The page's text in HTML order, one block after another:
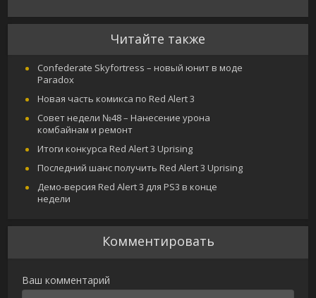
Читайте также
Confederate Skyfortress – новый юнит в моде
Paradox
Новая часть комикса по Red Alert 3
Совет недели №48 – Нанесение урона
комбайнам и ремонт
Итоги конкурса Red Alert 3 Uprising
Последний шанс получить Red Alert 3 Uprising
Демо-версия Red Alert 3 для PS3 в конце
недели
Комментировать
Ваш комментарий